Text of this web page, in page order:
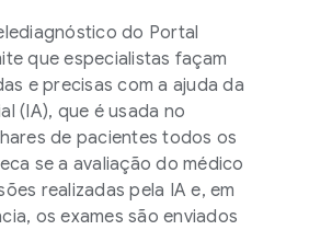
do Portal
que especialistas façam
e precisas com a ajuda da
(IA), que é usada no
de pacientes todos os
se a avaliação do médico
realizadas pela IA e, em
os exames são enviados